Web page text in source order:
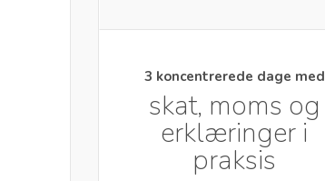
3 koncentrerede dage med
skat, moms og
erklæringer i
praksis